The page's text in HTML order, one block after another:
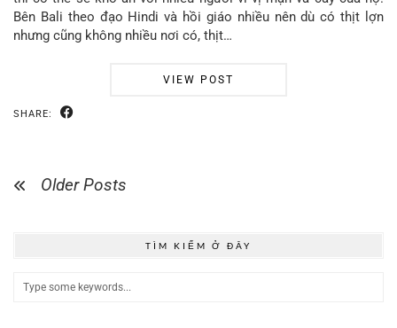
Bên Bali theo đạo Hindi và hồi giáo nhiều nên dù có thịt lợn
nhưng cũng không nhiều nơi có, thịt…
VIEW POST
SHARE:
Older Posts
TÌM KIẾM Ở ĐÂY